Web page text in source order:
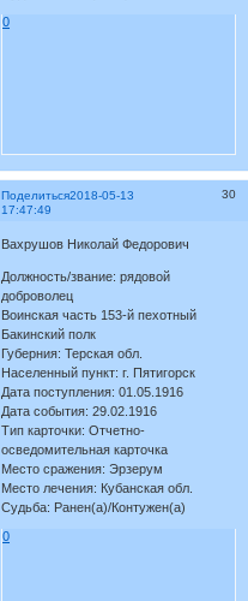
0
Поделиться 30
2018-05-13
17:47:49
Вахрушов Николай Федорович
Должность/звание: рядовой
доброволец
Воинская часть 153-й пехотный
Бакинский полк
Губерния: Терская обл.
Населенный пункт: г. Пятигорск
Дата поступления: 01.05.1916
Дата события: 29.02.1916
Тип карточки: Отчетно-
осведомительная карточка
Место сражения: Эрзерум
Место лечения: Кубанская обл.
Судьба: Ранен(а)/Контужен(а)
0